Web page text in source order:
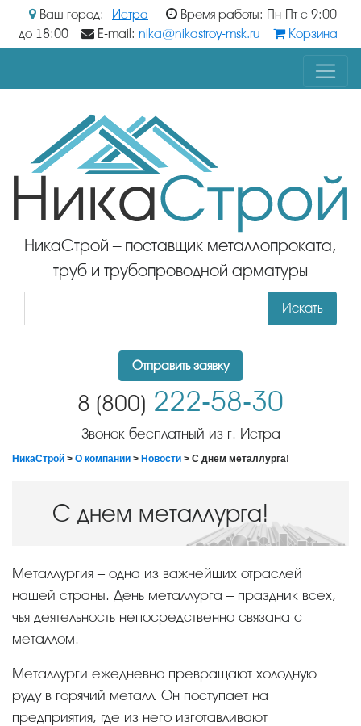
Ваш город: Истра
Время работы: Пн-Пт с 9:00
до 18:00
E-mail: nika@nikastroy-msk.ru Корзина
НикаСтрой – поставщик металлопроката,
труб и трубопроводной арматуры
Искать
Отправить заявку
8 (800) 222-58-30
Звонок бесплатный из г. Истра
НикаСтрой > О компании > Новости > С днем металлурга!
С днем металлурга!
Металлургия – одна из важнейших отраслей
нашей страны. День металлурга – праздник всех,
чья деятельность непосредственно связана с
металлом.
Металлурги ежедневно превращают холодную
руду в горячий металл. Он поступает на
предприятия, где из него изготавливают